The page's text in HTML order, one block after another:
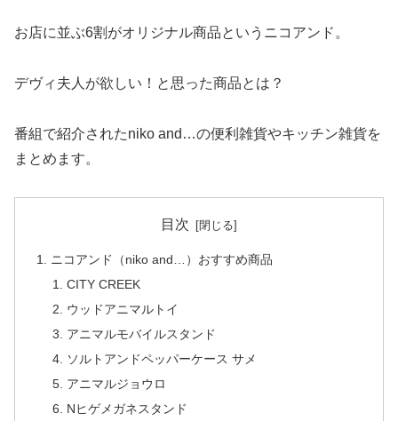
お店に並ぶ6割がオリジナル商品というニコアンド。
デヴィ夫人が欲しい！と思った商品とは？
番組で紹介されたniko and…の便利雑貨やキッチン雑貨を
まとめます。
目次
ニコアンド（niko and…）おすすめ商品
CITY CREEK
ウッドアニマルトイ
アニマルモバイルスタンド
ソルトアンドペッパーケース サメ
アニマルジョウロ
Nヒゲメガネスタンド